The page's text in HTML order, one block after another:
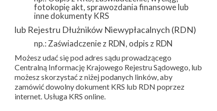
fotokopię akt, sprawozdania finansowe lub
inne dokumenty KRS
lub Rejestru Dłużników Niewypłacalnych (RDN)
np.: Zaświadczenie z RDN, odpis z RDN
Możesz udać się pod adres sądu prowadzącego
Centralną Informację Krajowego Rejestru Sądowego, lub
możesz skorzystać z niżej podanych linków, aby
zamówić dowolny dokument KRS lub RDN poprzez
internet. Usługa KRS online.